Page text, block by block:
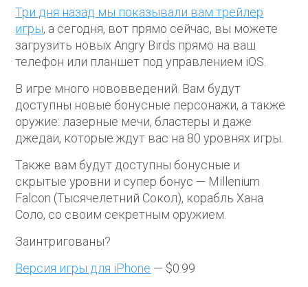
Три дня назад мы показывали вам трейлер
игры, а сегодня, вот прямо сейчас, вы можете
загрузить новых Angry Birds прямо на ваш
телефон или планшет под управлением iOS.
В игре много нововведений. Вам будут
доступны новые бонусные персонажи, а также
оружие: лазерные мечи, бластеры и даже
джедаи, которые ждут вас на 80 уровнях игры.
Также вам будут доступны бонусные и
скрытые уровни и супер бонус — Millenium
Falcon (Тысячелетний Сокол), корабль Хана
Соло, со своим секретным оружием.
Заинтригованы?
Версия игры для iPhone — $0.99